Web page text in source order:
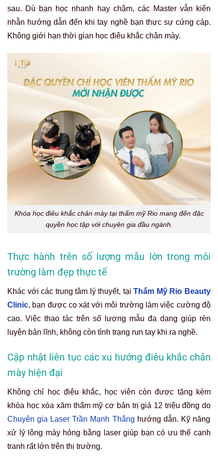
sau. Dù bạn học nhanh hay chậm, các Master vẫn kiên
nhẫn hướng dẫn đến khi tay nghề bạn thực sự cứng cáp.
Không giới hạn thời gian học điêu khắc chân mày.
Khóa học điêu khắc chân mày tại thẩm mỹ Rio mang đến đặc
quyền học tập với chuyên gia đầu ngành.
Thực hành trên số lượng mẫu lớn trong môi
trường làm đẹp thực tế
Khác với các trung tâm lý thuyết, tại Thẩm Mỹ Rio Beauty
Clinic, bạn được cọ xát với môi trường làm việc cường độ
cao. Việc thao tác trên số lượng mẫu đa dạng giúp rèn
luyện bản lĩnh, không còn tình trạng run tay khi ra nghề.
Cập nhật liên tục các xu hướng điêu khắc chân
mày hiện đại
Không chỉ học điêu khắc, học viên còn được tặng kèm
khóa học xóa xăm thẩm mỹ cơ bản trị giá 12 triệu đồng do
Chuyên gia Laser Trần Mạnh Thắng hướng dẫn. Kỹ năng
xử lý lông mày hỏng bằng laser giúp bạn có ưu thế cạnh
tranh rất lớn trên thị trường.